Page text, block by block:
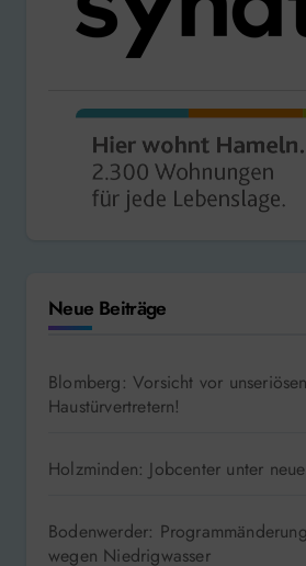
Neue Beiträge
Blomberg: Vorsicht vor unseriösen
Haustürvertretern!
Holzminden: Jobcenter unter
Bodenwerder:
wegen Niedrigwasser